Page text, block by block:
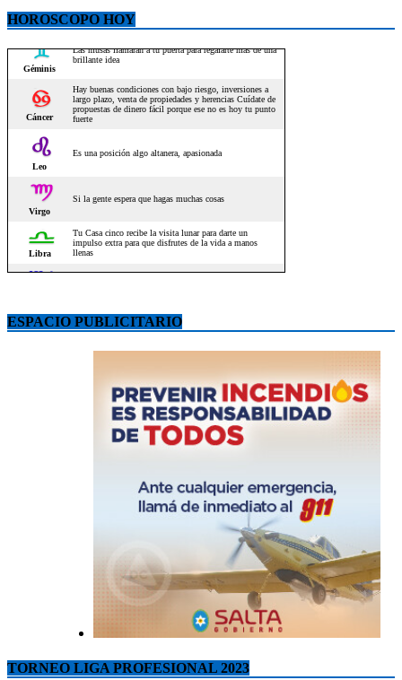
HOROSCOPO HOY
ESPACIO PUBLICITARIO
TORNEO LIGA PROFESIONAL 2023